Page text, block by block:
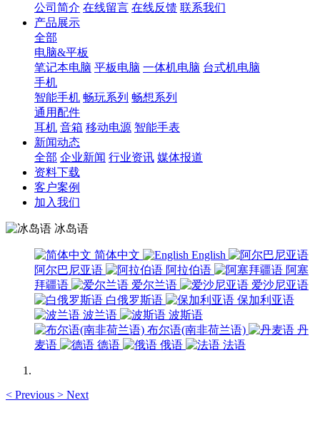
公司简介 在线留言 在线反馈 联系我们
产品展示
全部
电脑&平板
笔记本电脑 平板电脑 一体机电脑 台式机电脑
手机
智能手机 畅玩系列 畅想系列
通用配件
耳机 音箱 移动电源 智能手表
新闻动态
全部 企业新闻 行业资讯 媒体报道
资料下载
客户案例
加入我们
冰岛语
简体中文
English
阿尔巴尼亚语
阿拉伯语
阿塞
拜疆语
爱尔兰语
爱沙尼亚语
白俄罗斯语
保加利亚语
波兰语
波斯语
布尔语(南非荷兰语)
丹
麦语
德语 俄语 法语
< Previous > Next